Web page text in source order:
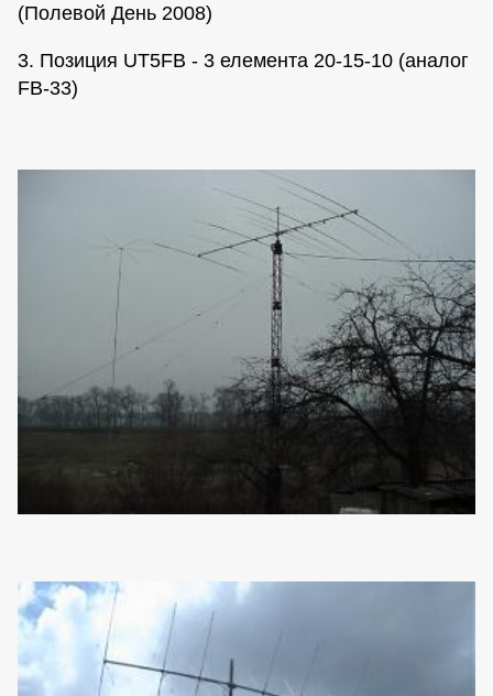
(Полевой День 2008)
3. Позиция UT5FB - 3 елемента 20-15-10 (аналог
FB-33)